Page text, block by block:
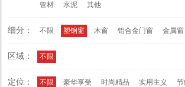
管材
水泥 其他
细分： 不限 塑钢窗 木窗 铝合金门窗 金属窗
区域： 不限
定位： 不限 豪华享受 时尚精品 实用主义